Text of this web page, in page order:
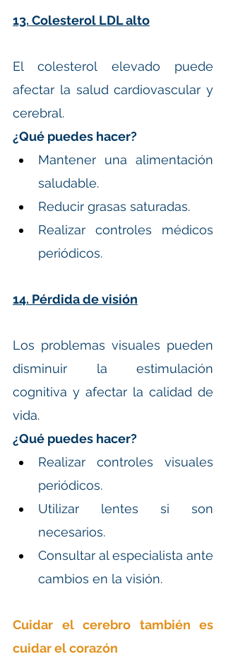
13. Colesterol LDL alto
El colesterol elevado puede
afectar la salud cardiovascular y
cerebral.
¿Qué puedes hacer?
Mantener una alimentación
saludable.
Reducir grasas saturadas.
Realizar controles médicos
periódicos.
14. Pérdida de visión
Los problemas visuales pueden
disminuir la estimulación
cognitiva y afectar la calidad de
vida.
¿Qué puedes hacer?
Realizar controles visuales
periódicos.
Utilizar lentes si son
necesarios.
Consultar al especialista ante
cambios en la visión.
Cuidar el cerebro también es
cuidar el corazón